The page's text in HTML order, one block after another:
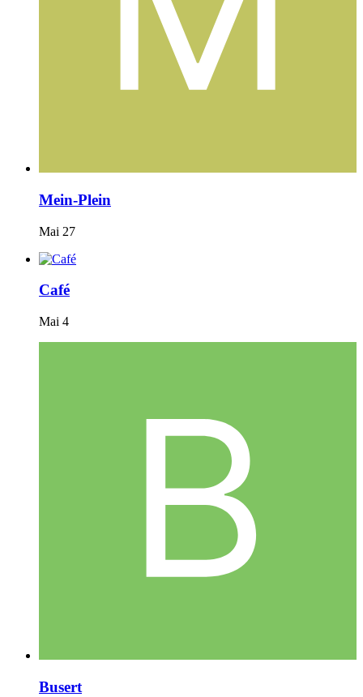
Mein-Plein
Mai 27
Café
Mai 4
Busert